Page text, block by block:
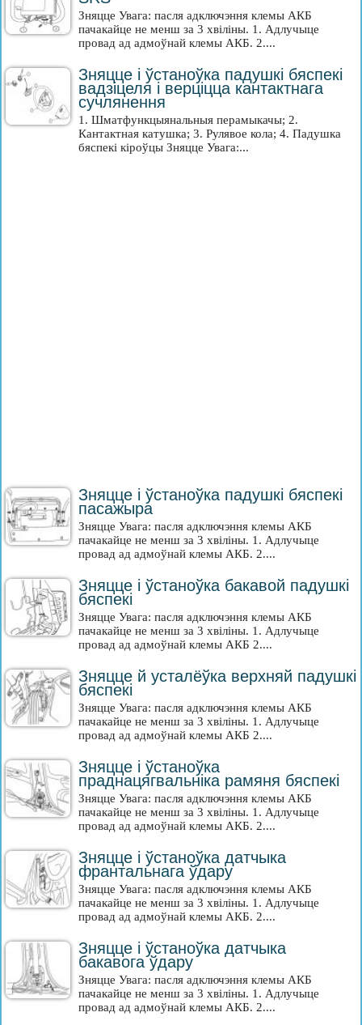
Зняцце Увага: пасля адключэння клемы АКБ
пачакайце не менш за 3 хвіліны. 1. Адлучыце
провад ад адмоўнай клемы АКБ. 2....
Зняцце і ўстаноўка падушкі бяспекі
вадзіцеля і верціцца кантактнага
сучлянення
1. Шматфункцыянальныя перамыкачы; 2.
Кантактная катушка; 3. Рулявое кола; 4. Падушка
бяспекі кіроўцы Зняцце Увага:...
Зняцце і ўстаноўка падушкі бяспекі
пасажыра
Зняцце Увага: пасля адключэння клемы АКБ
пачакайце не менш за 3 хвіліны. 1. Адлучыце
провад ад адмоўнай клемы АКБ. 2....
Зняцце і ўстаноўка бакавой падушкі
бяспекі
Зняцце Увага: пасля адключэння клемы АКБ
пачакайце не менш за 3 хвіліны. 1. Адлучыце
провад ад адмоўнай клемы АКБ 2....
Зняцце й усталёўка верхняй падушкі
бяспекі
Зняцце Увага: пасля адключэння клемы АКБ
пачакайце не менш за 3 хвіліны. 1. Адлучыце
провад ад адмоўнай клемы АКБ 2....
Зняцце і ўстаноўка
праднацягвальніка рамяня бяспекі
Зняцце Увага: пасля адключэння клемы АКБ
пачакайце не менш за 3 хвіліны. 1. Адлучыце
провад ад адмоўнай клемы АКБ. 2....
Зняцце і ўстаноўка датчыка
франтальнага ўдару
Зняцце Увага: пасля адключэння клемы АКБ
пачакайце не менш за 3 хвіліны. 1. Адлучыце
провад ад адмоўнай клемы АКБ. 2....
Зняцце і ўстаноўка датчыка
бакавога ўдару
Зняцце Увага: пасля адключэння клемы АКБ
пачакайце не менш за 3 хвіліны. 1. Адлучыце
провад ад адмоўнай клемы АКБ. 2....